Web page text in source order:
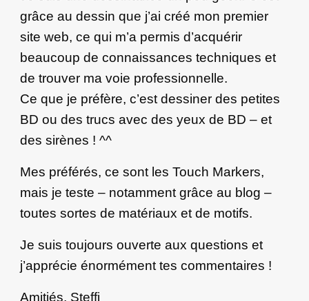
grâce au dessin que j’ai créé mon premier
site web, ce qui m’a permis d’acquérir
beaucoup de connaissances techniques et
de trouver ma voie professionnelle.
Ce que je préfère, c’est dessiner des petites
BD ou des trucs avec des yeux de BD – et
des sirènes ! ^^
Mes préférés, ce sont les Touch Markers,
mais je teste – notamment grâce au blog –
toutes sortes de matériaux et de motifs.
Je suis toujours ouverte aux questions et
j’apprécie énormément tes commentaires !
Amitiés, Steffi